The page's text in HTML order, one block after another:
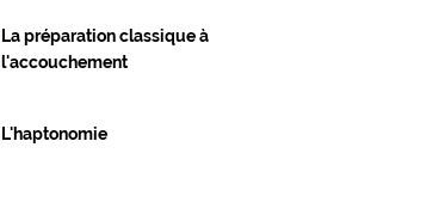
La préparation classique à
l'accouchement
L'haptonomie